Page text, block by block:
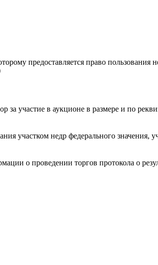
предоставляется право пользования
участие в аукционе в размере и по
участком недр федерального значения,
о проведении торгов протокола о